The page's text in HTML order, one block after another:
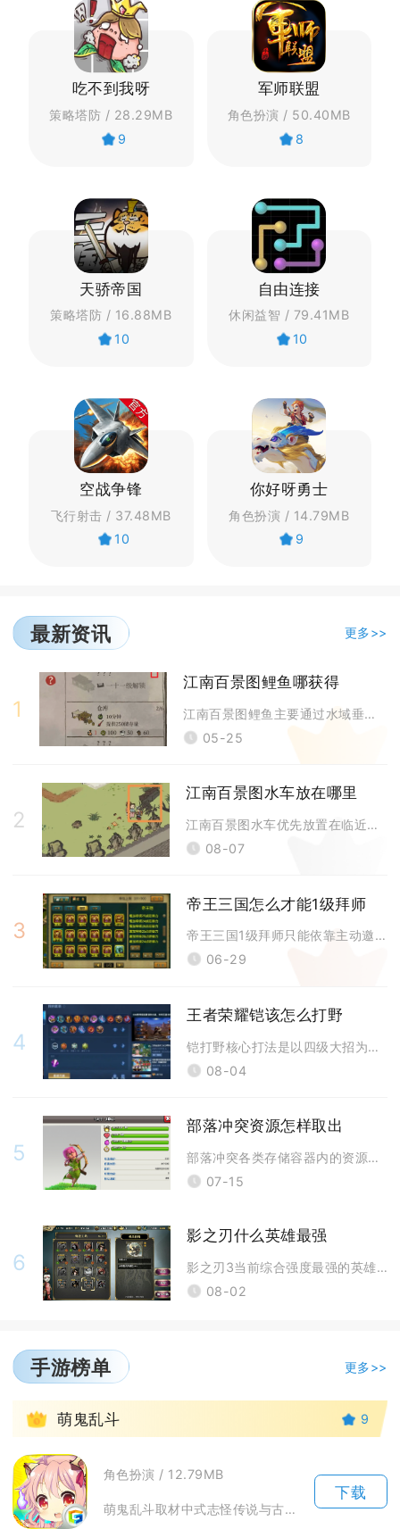
吃不到我呀
策略塔防 / 28.29MB
9
军师联盟
角色扮演 / 50.40MB
8
天骄帝国
策略塔防 / 16.88MB
10
自由连接
休闲益智 / 79.41MB
10
空战争锋
飞行射击 / 37.48MB
10
你好呀勇士
角色扮演 / 14.79MB
9
最新资讯 更多>>
1
江南百景图鲤鱼哪获得
江南百景图鲤鱼主要通过水域垂钓、码头商船兑换、部分限时水域产出获取，不
05-25
2
江南百景图水车放在哪里
江南百景图水车优先放置在临近河道水域、连片农田集中区域，兼顾生产增益与
08-07
3
帝王三国怎么才能1级拜师
帝王三国1级拜师只能依靠主动邀请的方式绕过系统默认等级门槛，常规的界面
06-29
4
王者荣耀铠该怎么打野
铠打野核心打法是以四级大招为强势分界，前期稳定刷野控河道资源过渡发育期
08-04
5
部落冲突资源怎样取出
部落冲突各类存储容器内的资源，通过点击对应建筑的收集按钮一键提取，采集
07-15
6
影之刃什么英雄最强
影之刃3当前综合强度最强的英雄为绝影，该职业兼顾PVE刷图、BOSS攻
08-02
手游榜单 更多>>
1 萌鬼乱斗 9
角色扮演 / 12.79MB
萌鬼乱斗取材中式志怪传说与古典名著，把黑白无常、狐妖、历史名将全部萌化重塑，主打轻策略回合...
下载